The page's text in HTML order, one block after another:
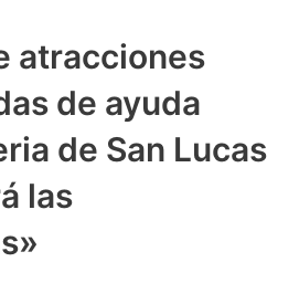
atracciones
de ayuda
de San Lucas
las